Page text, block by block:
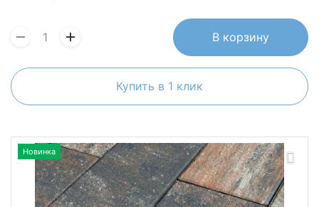
В корзину
Купить в 1 клик
Новинка